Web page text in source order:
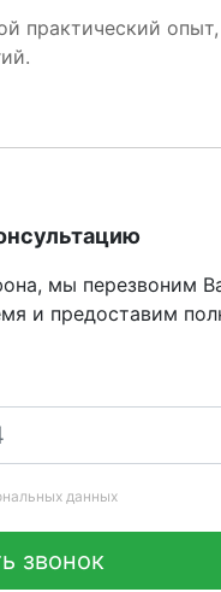
практический
мы перезвоним
и предоставим
данных
звонок